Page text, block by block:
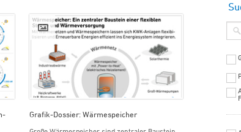
Grafik-Dossier: Wärmespeicher